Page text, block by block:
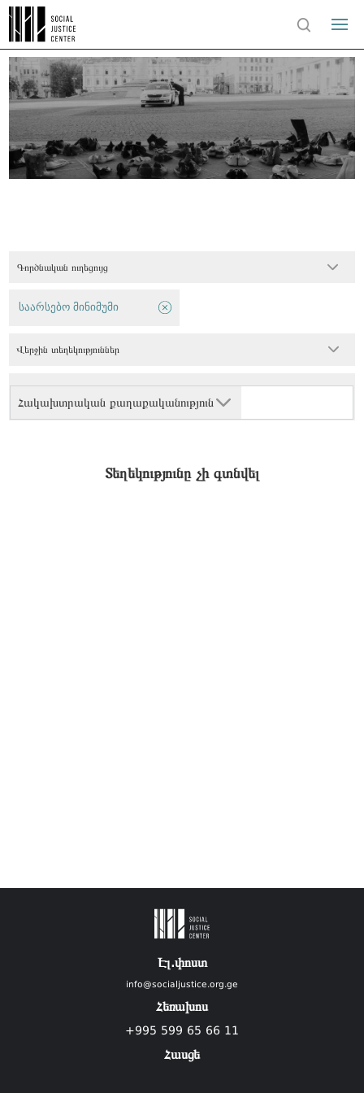
Գործնական ուղեցույց
Հակախտրական քաղաքականություն
საარსებო მინიმუმი
Վերջին տեղեկություններ
Տեղեկությունը չի գտնվել
Էլ.փոստ
info@socialjustice.org.ge
Հեռախոս
+995 599 65 66 11
Հասցե